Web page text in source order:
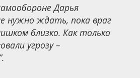
Дарья
нужно ждать, пока враг
близко. Как только
угрозу –